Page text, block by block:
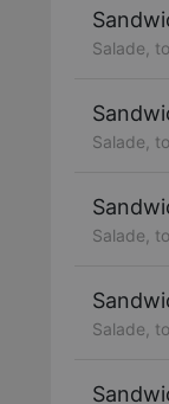
Salade,
Salade,
Salade,
Salade,